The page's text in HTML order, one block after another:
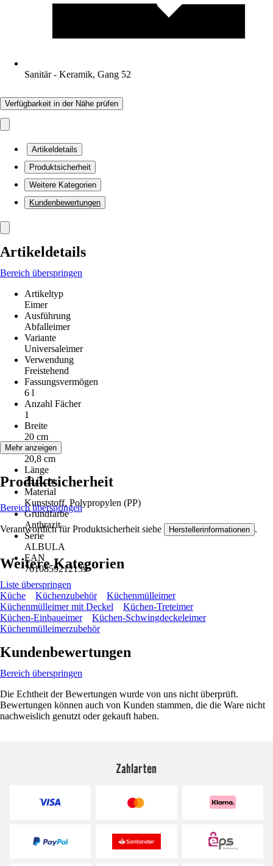
Sanitär - Keramik, Gang 52
Verfügbarkeit in der Nähe prüfen
Artikeldetails
Produktsicherheit
Weitere Kategorien
Kundenbewertungen
Artikeldetails
Bereich überspringen
Artikeltyp
Eimer
Ausführung
Abfalleimer
Variante
Universaleimer
Verwendung
Freistehend
Fassungsvermögen
6 l
Anzahl Fächer
1
Breite
20 cm
Höhe
20,8 cm
Länge
23,5 cm
Material
Kunststoff, Polypropylen (PP)
Grundfarbe
Anthrazit
Serie
ALBULA
EAN
7610859212139
Mehr anzeigen
Produktsicherheit
Bereich überspringen
Verantwortlich für Produktsicherheit siehe Herstellerinformationen .
Weitere Kategorien
Liste überspringen
Küche
Küchenzubehör
Küchenmülleimer
Küchenmülleimer mit Deckel
Küchen-Treteimer
Küchen-Einbaueimer
Küchen-Schwingdeckeleimer
Küchenmülleimerzubehör
Kundenbewertungen
Bereich überspringen
Die Echtheit der Bewertungen wurde von uns nicht überprüft.
Bewertungen können auch von Kunden stammen, die die Ware nicht
nachweislich genutzt oder gekauft haben.
Zahlarten